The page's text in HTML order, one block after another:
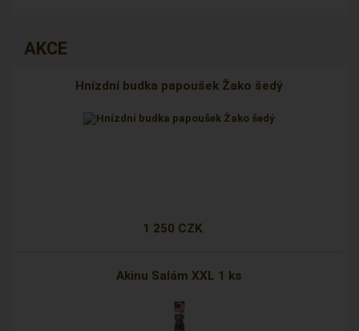
AKCE
Hnízdní budka papoušek Žako šedý
1 250 CZK
Akinu Salám XXL 1 ks